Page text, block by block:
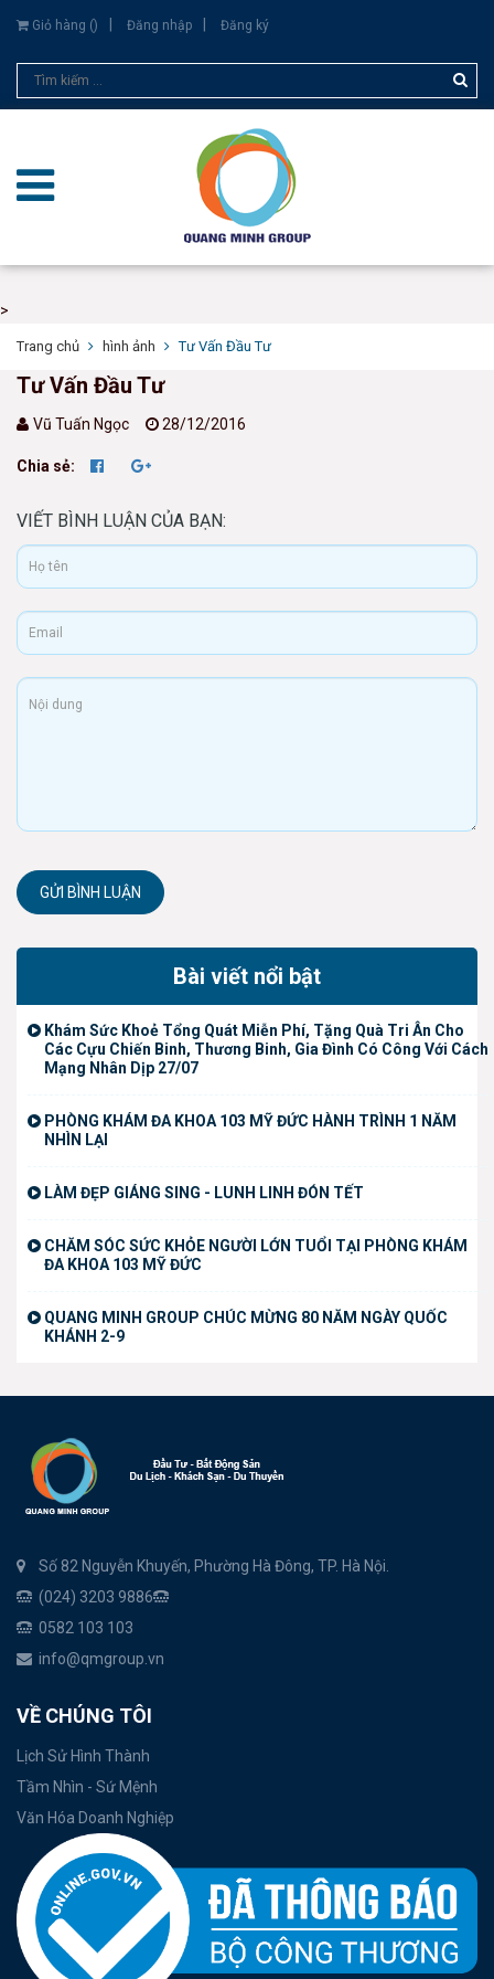
Giỏ hàng () Đăng nhập Đăng ký
>
Trang chủ hình ảnh Tư Vấn Đầu Tư
Tư Vấn Đầu Tư
Vũ Tuấn Ngọc 28/12/2016
Chia sẻ:
VIẾT BÌNH LUẬN CỦA BẠN:
GỬI BÌNH LUẬN
Bài viết nổi bật
Khám Sức Khoẻ Tổng Quát Miễn Phí, Tặng Quà Tri Ân Cho
Các Cựu Chiến Binh, Thương Binh, Gia Đình Có Công Với Cách
Mạng Nhân Dịp 27/07
PHÒNG KHÁM ĐA KHOA 103 MỸ ĐỨC HÀNH TRÌNH 1 NĂM
NHÌN LẠI
LÀM ĐẸP GIÁNG SING - LUNH LINH ĐÓN TẾT
CHĂM SÓC SỨC KHỎE NGƯỜI LỚN TUỔI TẠI PHÒNG KHÁM
ĐA KHOA 103 MỸ ĐỨC
QUANG MINH GROUP CHÚC MỪNG 80 NĂM NGÀY QUỐC
KHÁNH 2-9
Số 82 Nguyễn Khuyến, Phường Hà Đông, TP. Hà Nội.
(024) 3203 9886
0582 103 103
info@qmgroup.vn
VỀ CHÚNG TÔI
Lịch Sử Hình Thành
Tầm Nhìn - Sứ Mệnh
Văn Hóa Doanh Nghiệp